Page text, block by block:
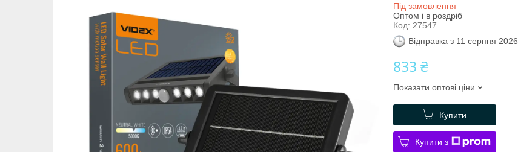
Під замовлення
Оптом і в роздріб
Код: 27547
Відправка з 11 серпня 2026
833 ₴
Показати оптові ціни
Купити
Купити з